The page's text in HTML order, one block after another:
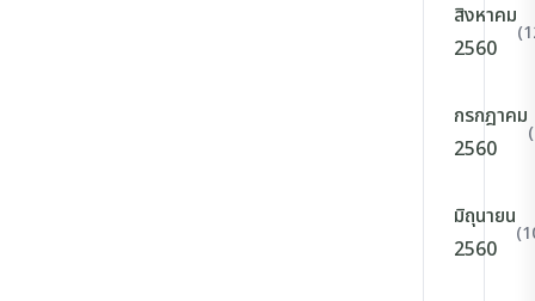
สิงหาคม
2560
กรกฎาคม
2560
มิถุนายน
2560